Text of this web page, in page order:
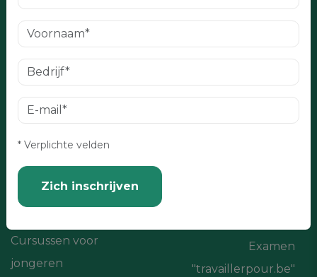
Nederlandsles tijdens
de lunchpauze
Avondcursussen
Zaterdagcursussen
Privélessen
Online cursussen
Cursussen voor
jongeren
Ons team
Voortgangscontrole
Nieuws
Examen
"travaillerpour.be"
* Verplichte velden
Zich inschrijven